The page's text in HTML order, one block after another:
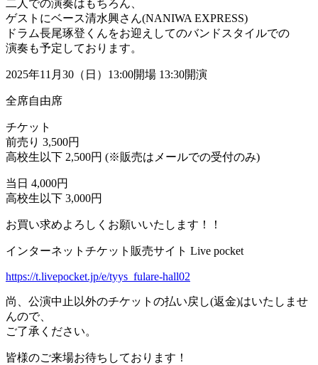
二人での演奏はもちろん、
ゲストにベース清水興さん(NANIWA EXPRESS)
ドラム長尾琢登くんをお迎えしてのバンドスタイルでの
演奏も予定しております。
2025年11月30（日）13:00開場 13:30開演
全席自由席
チケット
前売り 3,500円
高校生以下 2,500円 (※販売はメールでの受付のみ)
当日 4,000円
高校生以下 3,000円
お買い求めよろしくお願いいたします！！
インターネットチケット販売サイト Live pocket
https://t.livepocket.jp/e/tyys_fulare-hall02
尚、公演中止以外のチケットの払い戻し(返金)はいたしませ
んので、
ご了承ください。
皆様のご来場お待ちしております！